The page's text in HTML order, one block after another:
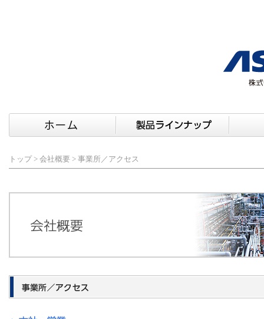
トップ> 会社概要 > 事業所／アクセス